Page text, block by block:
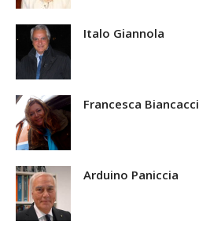
Italo Giannola
Francesca Biancacci
Arduino Paniccia